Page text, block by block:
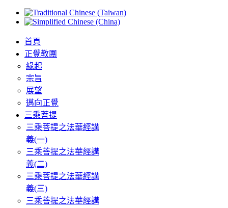
首頁
正覺教團
緣起
宗旨
展望
邁向正覺
三乘菩提
三乘菩提之法華經講
義(一)
三乘菩提之法華經講
義(二)
三乘菩提之法華經講
義(三)
三乘菩提之法華經講